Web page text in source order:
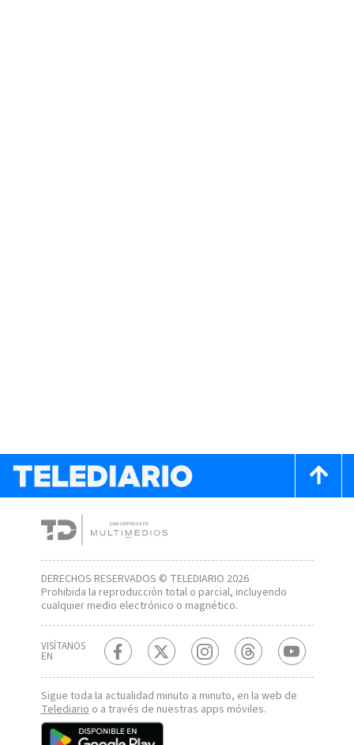
DERECHOS RESERVADOS © TELEDIARIO 2026
Prohibida la reproducción total o parcial, incluyendo
cualquier medio electrónico o magnético.
VISÍTANOS
EN
Sigue toda la actualidad minuto a minuto, en la web de
Telediarioo a través de nuestras apps móviles.